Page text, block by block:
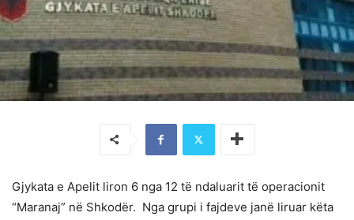
Gjykata e Apelit liron 6 nga 12 të ndaluarit të operacionit
“Maranaj” në Shkodër. Nga grupi i fajdeve janë liruar këta